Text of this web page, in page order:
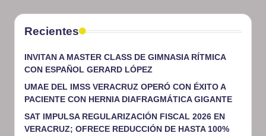
Recientes
INVITAN A MASTER CLASS DE GIMNASIA RÍTMICA
CON ESPAÑOL GERARD LÓPEZ
UMAE DEL IMSS VERACRUZ OPERÓ CON ÉXITO A
PACIENTE CON HERNIA DIAFRAGMÁTICA GIGANTE
SAT IMPULSA REGULARIZACIÓN FISCAL 2026 EN
VERACRUZ; OFRECE REDUCCIÓN DE HASTA 100%